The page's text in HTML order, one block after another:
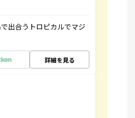
出合うトロピカルでマジ
詳細を見る